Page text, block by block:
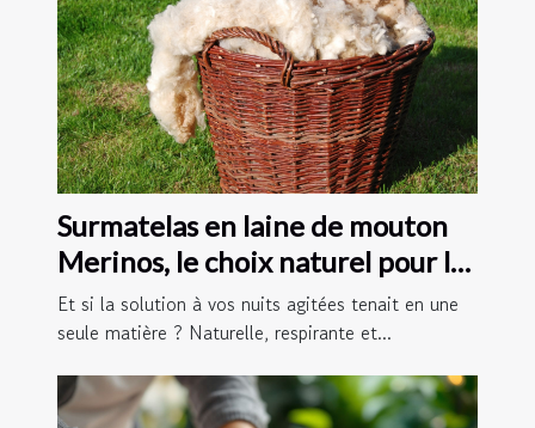
Surmatelas en laine de mouton
Merinos, le choix naturel pour les
dormeurs sensibles
Et si la solution à vos nuits agitées tenait en une
seule matière ? Naturelle, respirante et...